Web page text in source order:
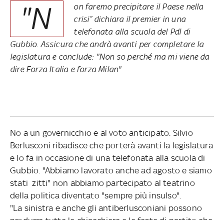
"N
on faremo precipitare il Paese nella
crisi” dichiara il premier in una
telefonata alla scuola del Pdl di
Gubbio. Assicura che andrà avanti per completare la
legislatura e conclude: "Non so perché ma mi viene da
dire Forza Italia e forza Milan"
No a un governicchio e al voto anticipato. Silvio
Berlusconi ribadisce che porterà avanti la legislatura
e lo fa in occasione di una telefonata alla scuola di
Gubbio. "Abbiamo lavorato anche ad agosto e siamo
stati zitti" non abbiamo partecipato al teatrino
della politica diventato "sempre più insulso".
"La sinistra e anche gli antiberlusconiani possono